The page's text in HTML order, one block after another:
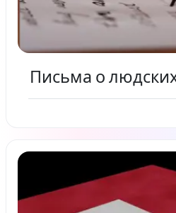
Письма о
Читать